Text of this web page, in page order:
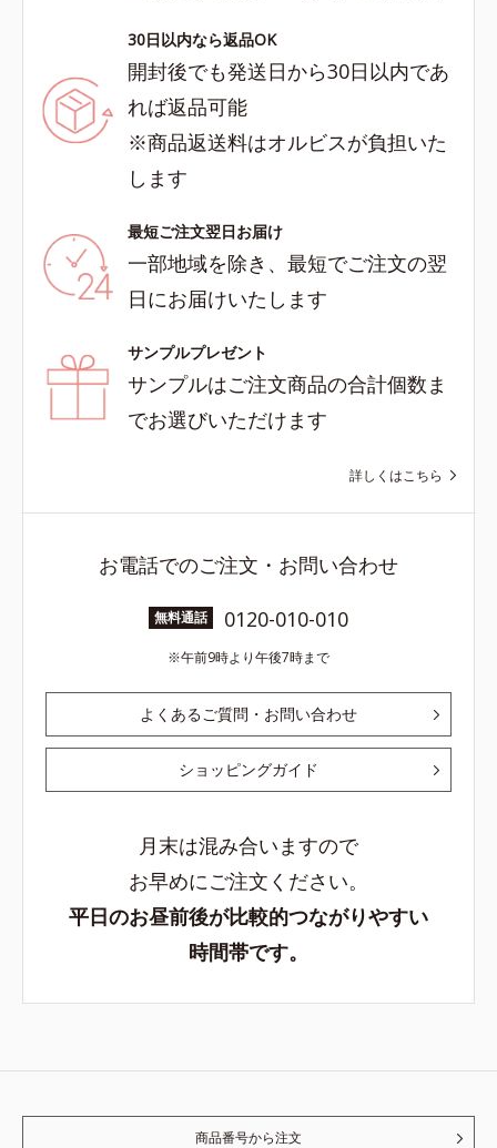
30日以内なら返品OK
開封後でも発送日から30日以内であ
れば返品可能
※商品返送料はオルビスが負担いた
します
最短ご注文翌日お届け
一部地域を除き、最短でご注文の翌
日にお届けいたします
サンプルプレゼント
サンプルはご注文商品の合計個数ま
でお選びいただけます
詳しくはこちら
お電話でのご注文・お問い合わせ
無料通話 0120-010-010
午前9時より午後7時まで
よくあるご質問・お問い合わせ
ショッピングガイド
月末は混み合いますので
お早めにご注文ください。
平日のお昼前後が比較的つながりやすい
時間帯です。
商品番号から注文